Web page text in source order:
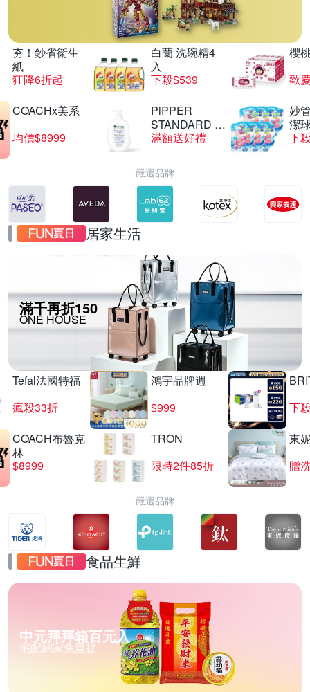
夯！鈔省衛生
紙
狂降6折起
白蘭 洗碗精4
入
下殺$539
櫻
歡
COACHx美系
均價$8999
PiPPER
STANDARD 沛
柏
滿額送好禮
妙
潔
下
嚴選品牌
居家生活
滿千再折150
ONE HOUSE
Tefal法國特福
瘋殺33折
鴻宇品牌週
$999
下
COACH布魯克
林
$8999
TRON
限時2件85折
東
贈
嚴選品牌
食品生鮮
中元拜拜箱百元入
宅配到家免重提